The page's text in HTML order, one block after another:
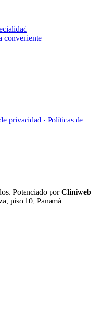
conveniente
privacidad · Políticas de
Potenciado porCliniweb
piso 10, Panamá.